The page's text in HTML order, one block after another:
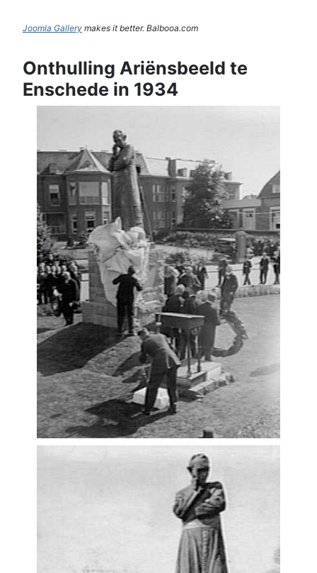
Joomla Gallery makes it better. Balbooa.com
Onthulling Ariënsbeeld te
Enschede in 1934